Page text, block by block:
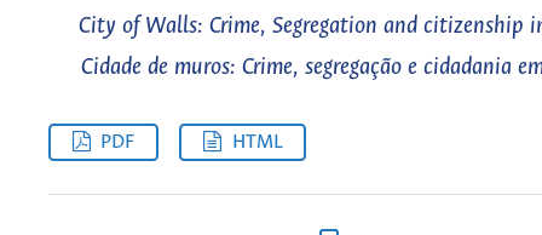
City of Walls: Crime, Segregation and citizenship
Cidade de muros: Crime, segregação e cidadania
PDF HTML